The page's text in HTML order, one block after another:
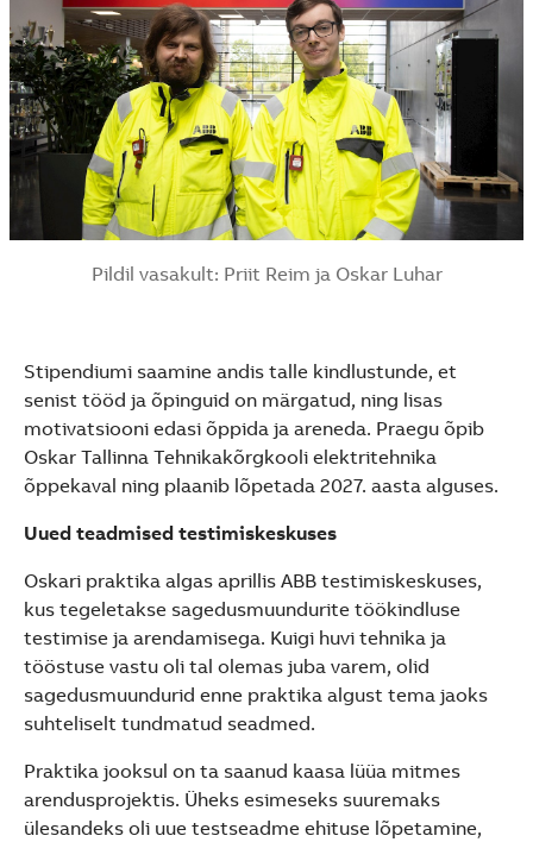
Pildil vasakult: Priit Reim ja Oskar Luhar
Stipendiumi saamine andis talle kindlustunde, et
senist tööd ja õpinguid on märgatud, ning lisas
motivatsiooni edasi õppida ja areneda. Praegu õpib
Oskar Tallinna Tehnikakõrgkooli elektritehnika
õppekaval ning plaanib lõpetada 2027. aasta alguses.
Uued teadmised testimiskeskuses
Oskari praktika algas aprillis ABB testimiskeskuses,
kus tegeletakse sagedusmuundurite töökindluse
testimise ja arendamisega. Kuigi huvi tehnika ja
tööstuse vastu oli tal olemas juba varem, olid
sagedusmuundurid enne praktika algust tema jaoks
suhteliselt tundmatud seadmed.
Praktika jooksul on ta saanud kaasa lüüa mitmes
arendusprojektis. Üheks esimeseks suuremaks
ülesandeks oli uue testseadme ehituse lõpetamine,